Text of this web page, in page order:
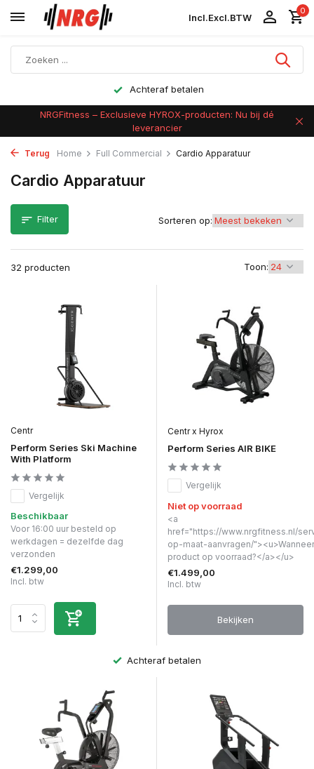
Incl.Excl.BTW
0
Achteraf betalen
NRGFitness – Exclusieve HYROX-producten: Nu bij dé
leverancier
Terug Home Full Commercial Cardio Apparatuur
Cardio Apparatuur
Filter
32 producten Toon:
Sorteren op:
Centr
Perform Series Ski Machine
With Platform
Vergelijk
Beschikbaar
Voor 16:00 uur besteld op
werkdagen = dezelfde dag
verzonden
€1.299,00
Incl. btw
Centr x Hyrox
Perform Series AIR BIKE
Vergelijk
Niet op voorraad
<a
href="https://www.nrgfitness.nl/
op-maat-aanvragen/
product op voorraad?</a></u>
€1.499,00
Incl. btw
Bekijken
Achteraf betalen